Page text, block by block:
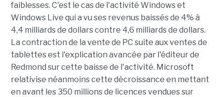
faiblesses. C'est le cas de l'activité Windows et
Windows Live qui a vu ses revenus baissés de 4% à
4,4 milliards de dollars contre 4,6 milliards de dollars.
La contraction de la vente de PC suite aux ventes de
tablettes est l'explication avancée par l'éditeur de
Redmond sur cette baisse de l'activité. Microsoft
relativise néanmoins cette décroissance en mettant
en avant les 350 millions de licences vendues sur